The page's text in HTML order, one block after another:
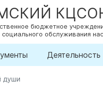
бюджетное
обслуживания
Деятельность
души